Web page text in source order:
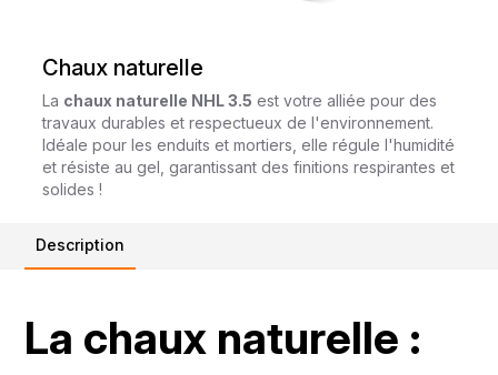
Chaux naturelle
La chaux naturelle NHL 3.5 est votre alliée pour des
travaux durables et respectueux de l'environnement.
Idéale pour les enduits et mortiers, elle régule l'humidité
et résiste au gel, garantissant des finitions respirantes et
solides !
Description
La chaux naturelle :